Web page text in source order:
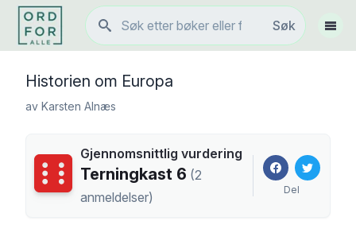
Søk
Søk
Vis
Historien om Europa
av Karsten Alnæs
Terningkast
Gjennomsnittlig vurdering
Terningkast 6 (2
anmeldelser) Del